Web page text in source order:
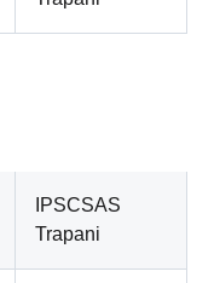
IPSCSAS
Trapani